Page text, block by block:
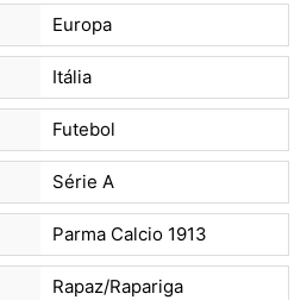
Europa
Itália
Futebol
Série A
Parma Calcio 1913
Rapaz/Rapariga